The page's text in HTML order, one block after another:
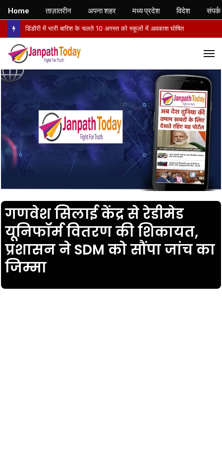
डिंडौरी में भारी बारिश के चलते 10 अगस्त को स्कूलों में अवकाश घोषित
गणवेश सिलाई केंद्र से रेडीमेड
यूनिफॉर्म वितरण की शिकायत,
प्रशासन ने SDM को सौंपा जांच का
जिम्मा
Home ताज़ातरीन अपना शहर मध्य प्रदेश विदेश संपर्क